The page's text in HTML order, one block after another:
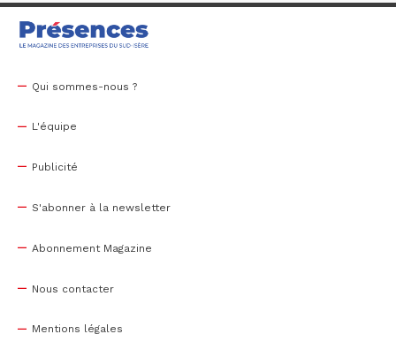
Qui sommes-nous ?
L'équipe
Publicité
S'abonner à la newsletter
Abonnement Magazine
Nous contacter
Mentions légales